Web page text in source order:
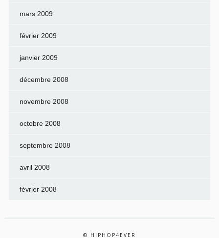
mars 2009
février 2009
janvier 2009
décembre 2008
novembre 2008
octobre 2008
septembre 2008
avril 2008
février 2008
© HIPHOP4EVER